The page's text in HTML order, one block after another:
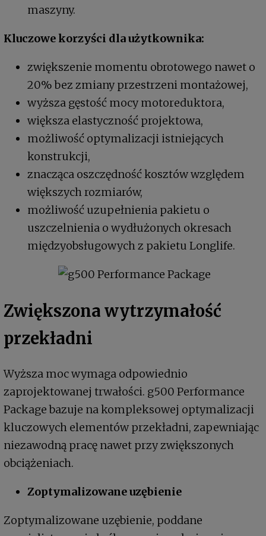
maszyny.
Kluczowe korzyści dla użytkownika:
zwiększenie momentu obrotowego nawet o
20% bez zmiany przestrzeni montażowej,
wyższa gęstość mocy motoreduktora,
większa elastyczność projektowa,
możliwość optymalizacji istniejących
konstrukcji,
znacząca oszczędność kosztów względem
większych rozmiarów,
możliwość uzupełnienia pakietu o
uszczelnienia o wydłużonych okresach
międzyobsługowych z pakietu Longlife.
Zwiększona wytrzymałość
przekładni
Wyższa moc wymaga odpowiednio
zaprojektowanej trwałości. g500 Performance
Package bazuje na kompleksowej optymalizacji
kluczowych elementów przekładni, zapewniając
niezawodną pracę nawet przy zwiększonych
obciążeniach.
Zoptymalizowane uzębienie
Zoptymalizowane uzębienie, poddane